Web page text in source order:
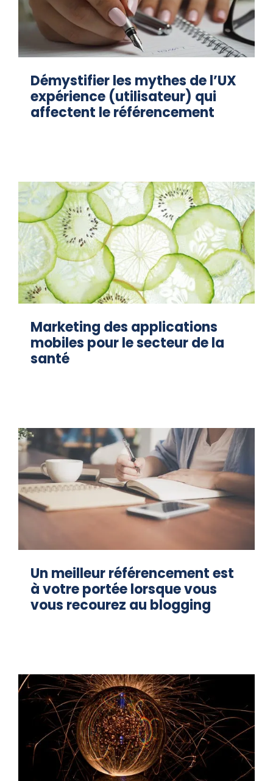
Démystifier les mythes de l’UX
expérience (utilisateur) qui
affectent le référencement
Marketing des applications
mobiles pour le secteur de la
santé
Un meilleur référencement est
à votre portée lorsque vous
vous recourez au blogging